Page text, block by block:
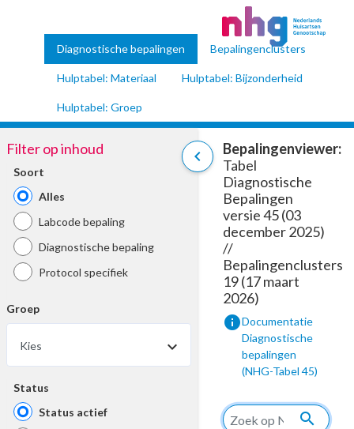
Diagnostische bepalingen Bepalingenclusters
Hulptabel: Materiaal Hulptabel: Bijzonderheid
Hulptabel: Groep
chevron_left
Filter op inhoud
Soort
Alles
Labcode bepaling
Diagnostische bepaling
Protocol specifiek
Groep
Kies
Status
Status actief
Bepalingenviewer:
Tabel
Diagnostische
Bepalingen
versie 45 (03
december 2025)
//
Bepalingenclusters
19 (17 maart
2026)
infoDocumentatie
Diagnostische
bepalingen
(NHG-Tabel 45)
search